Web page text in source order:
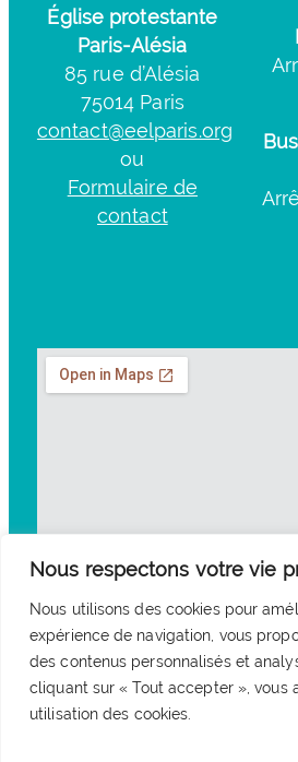
Nous respectons votre vie
Nous utilisons des cookies pour
expérience de navigation, vous
des contenus personnalisés et
cliquant sur « Tout accepter », vous
utilisation des cookies.
Église protestante
Paris-Alésia
85 rue d’Alésia
75014 Paris
contact@eelparis.org
ou
Formulaire de
contact